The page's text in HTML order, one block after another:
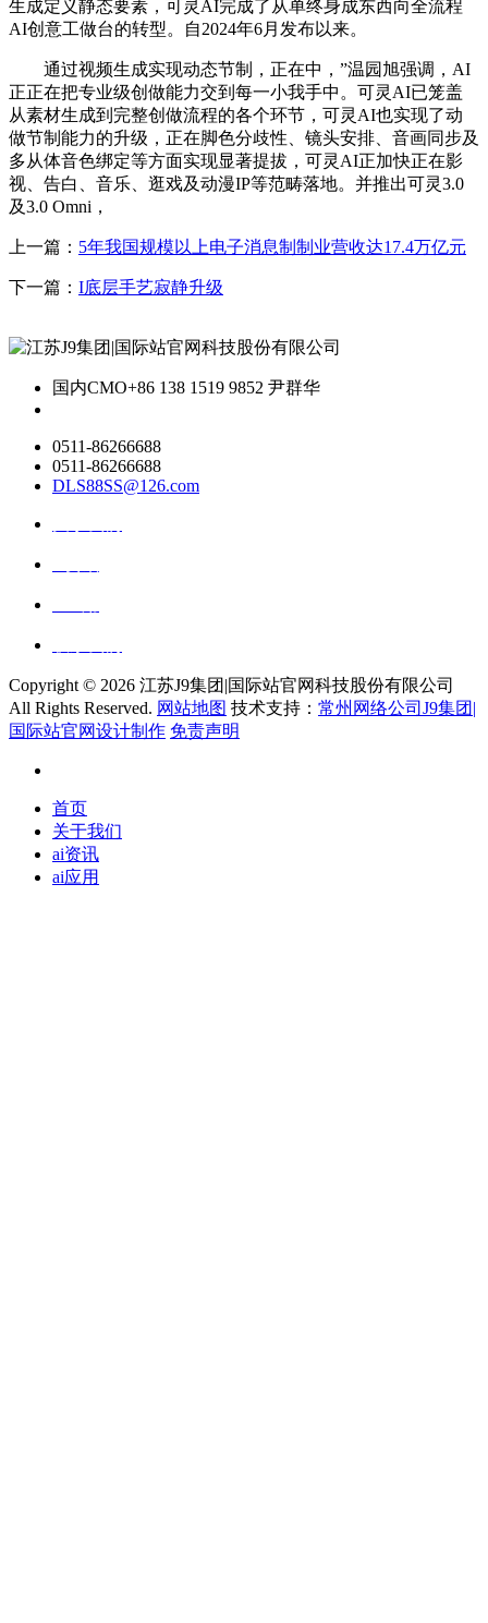
生成定义静态要素，可灵AI完成了从单终身成东西向全流程
AI创意工做台的转型。自2024年6月发布以来。
通过视频生成实现动态节制，正在中，”温园旭强调，AI
正正在把专业级创做能力交到每一小我手中。可灵AI已笼盖
从素材生成到完整创做流程的各个环节，可灵AI也实现了动
做节制能力的升级，正在脚色分歧性、镜头安排、音画同步及
多从体音色绑定等方面实现显著提拔，可灵AI正加快正在影
视、告白、音乐、逛戏及动漫IP等范畴落地。并推出可灵3.0
及3.0 Omni，
上一篇： 5年我国规模以上电子消息制制业营收达17.4万亿元
下一篇： I底层手艺寂静升级
国内CMO+86 138 1519 9852 尹群华
0511-86266688
0511-86266688
DLS88SS@126.com
Copyright © 2026 江苏J9集团|国际站官网科技股份有限公司
All Rights Reserved. 网站地图 技术支持： 常州网络公司J9集团|
国际站官网设计制作 免责声明
首页
关于我们
ai资讯
ai应用